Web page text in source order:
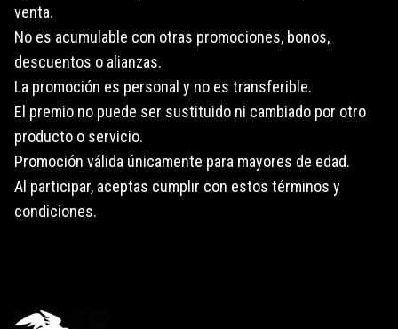
venta.
No es acumulable con otras promociones, bonos,
descuentos o alianzas.
La promoción es personal y no es transferible.
El premio no puede ser sustituido ni cambiado por otro
producto o servicio.
Promoción válida únicamente para mayores de edad.
Al participar, aceptas cumplir con estos términos y
condiciones.